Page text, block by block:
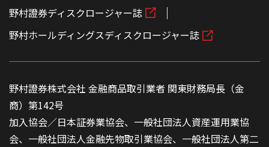
野村證券ディスクロージャー誌
野村ホールディングスディスクロージャー誌
野村證券株式会社 金融商品取引業者 関東財務局長（金
商）第142号
加入協会／日本証券業協会、一般社団法人資産運用業協
会、一般社団法人金融先物取引業協会、一般社団法人第二